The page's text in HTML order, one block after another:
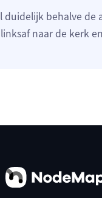
duidelijk behalve
naar de kerk